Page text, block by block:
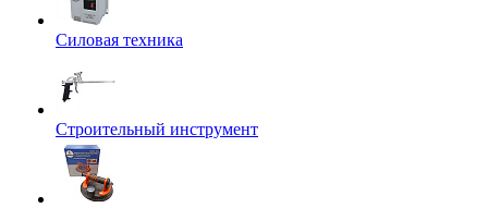
Силовая техника
Строительный инструмент